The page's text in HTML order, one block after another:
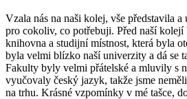
Vzala nás na naši kolej, vše představila
pro cokoliv, co potřebuji. Před naší kolejí
knihovna a studijní místnost, která byla
byla velmi blízko naší univerzity a dá se
Fakulty byly velmi přátelské a mluvily s
vyučovaly český jazyk, takže jsme
na trhu. Krásné vzpomínky v mé tašce,